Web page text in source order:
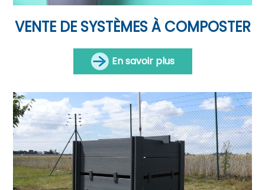
VENTE DE SYSTÈMES À COMPOSTER
En savoir plus